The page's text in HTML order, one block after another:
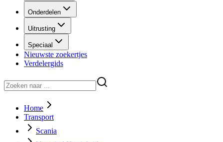
Onderdelen
Uitrusting
Speciaal
Nieuwste zoekertjes
Verdelergids
Home
Transport
Scania